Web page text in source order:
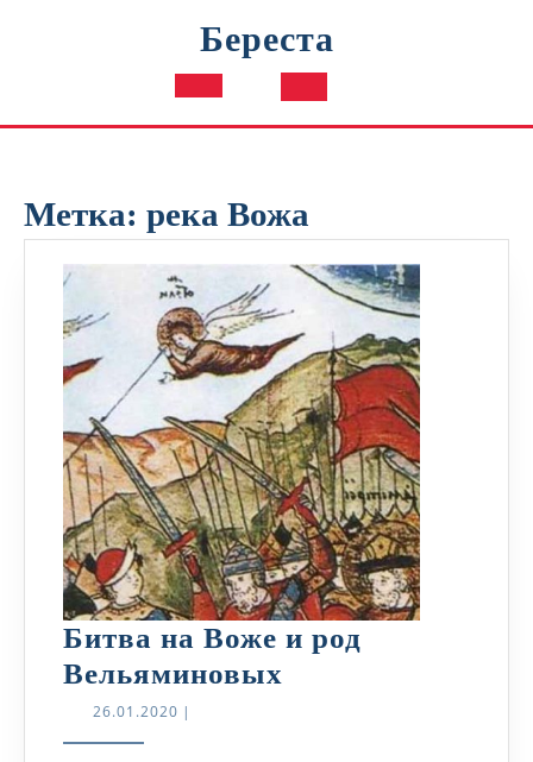
Береста
Кнопка
Метка: река Вожа
Битва на Воже и род
Вельяминовых
26.01.2020 26.01.2020
|